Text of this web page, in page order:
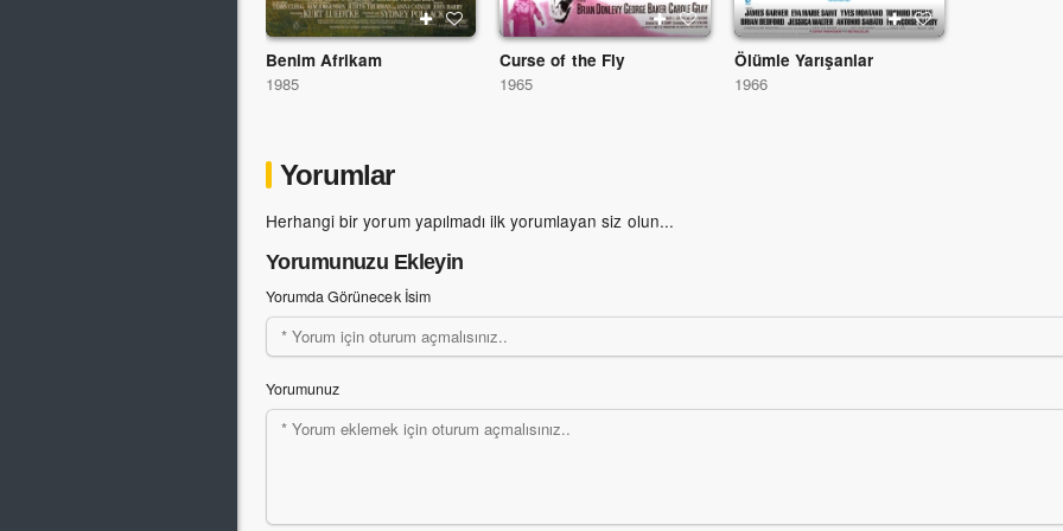
Benim Afrikam
1985
Curse of the Fly
1965
Ölümle Yarışanlar
1966
Yorumlar
Herhangi bir yorum yapılmadı ilk yorumlayan siz olun...
Yorumunuzu Ekleyin
Yorumda Görünecek İsim
Yorumunuz